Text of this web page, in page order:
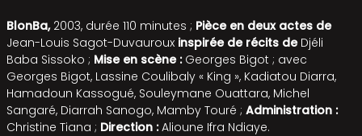
BlonBa, 2003, durée 110 minutes ; Pièce en deux actes de
Jean-Louis Sagot-Duvauroux inspirée de récits deDjéli
Baba Sissoko ; Mise en scène :Georges Bigot ; avec
Georges Bigot, Lassine Coulibaly « King », Kadiatou Diarra,
Hamadoun Kassogué, Souleymane Ouattara, Michel
Sangaré, Diarrah Sanogo, Mamby Touré ; Administration :
Christine Tiana ; Direction :Alioune Ifra Ndiaye.